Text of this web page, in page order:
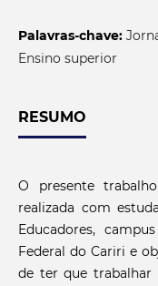
Palavras-chave:
Ensino superior
RESUMO
O presente
realizada com
Educadores,
Federal do Cariri e
de ter que trabalhar